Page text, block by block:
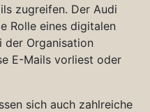
zugreifen. Der Audi
Rolle eines digitalen
der Organisation
E-Mails vorliest oder
sich auch zahlreiche